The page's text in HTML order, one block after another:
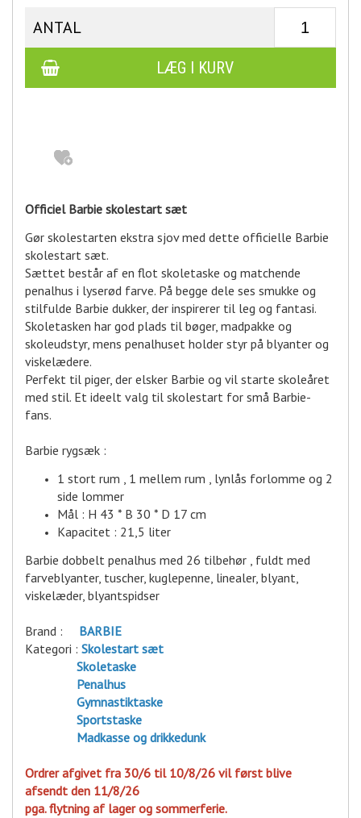
ANTAL
Officiel Barbie skolestart sæt
Gør skolestarten ekstra sjov med dette officielle Barbie
skolestart sæt.
Sættet består af en flot skoletaske og matchende
penalhus i lyserød farve. På begge dele ses smukke og
stilfulde Barbie dukker, der inspirerer til leg og fantasi.
Skoletasken har god plads til bøger, madpakke og
skoleudstyr, mens penalhuset holder styr på blyanter og
viskelædere.
Perfekt til piger, der elsker Barbie og vil starte skoleåret
med stil. Et ideelt valg til skolestart for små Barbie-
fans.
Barbie rygsæk :
1 stort rum , 1 mellem rum , lynlås forlomme og 2
side lommer
Mål : H 43 * B 30 * D 17 cm
Kapacitet : 21,5 liter
Barbie dobbelt penalhus med 26 tilbehør , fuldt med
farveblyanter, tuscher, kuglepenne, linealer, blyant,
viskelæder, blyantspidser
Brand : BARBIE
Kategori : Skolestart sæt
Skoletaske
Penalhus
Gymnastiktaske
Sportstaske
Madkasse og drikkedunk
Ordrer afgivet fra 30/6 til 10/8/26 vil først blive
afsendt den 11/8/26
pga. flytning af lager og sommerferie.